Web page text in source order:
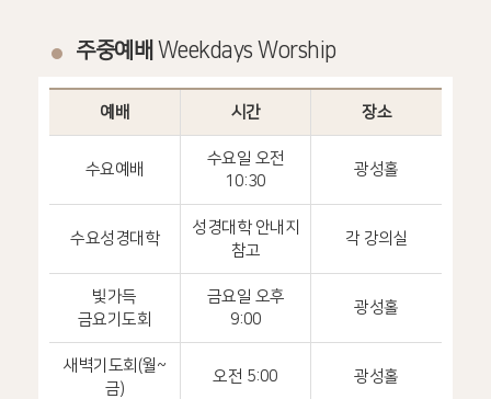
주중예배 Weekdays Worship
예배 시간 장소
수요예배
수요일 오전
10:30
광성홀
수요성경대학
성경대학 안내지
참고
각 강의실
빛가득
금요기도회
금요일 오후
9:00
광성홀
새벽기도회(월~
금)
오전 5:00 광성홀